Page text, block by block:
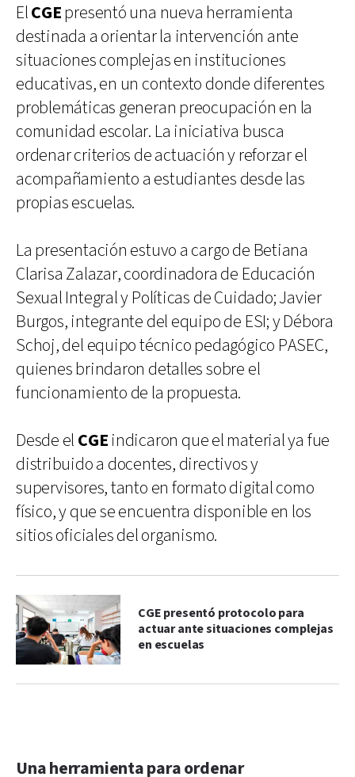
ElCGEpresentó una nueva herramienta
destinada a orientar la intervención ante
situaciones complejas en instituciones
educativas, en un contexto donde diferentes
problemáticas generan preocupación en la
comunidad escolar. La iniciativa busca
ordenar criterios de actuación y reforzar el
acompañamiento a estudiantes desde las
propias escuelas.
La presentación estuvo a cargo de Betiana
Clarisa Zalazar, coordinadora de Educación
Sexual Integral y Políticas de Cuidado; Javier
Burgos, integrante del equipo de ESI; y Débora
Schoj, del equipo técnico pedagógico PASEC,
quienes brindaron detalles sobre el
funcionamiento de la propuesta.
Desde el CGE indicaron que el material ya fue
distribuido a docentes, directivos y
supervisores, tanto en formato digital como
físico, y que se encuentra disponible en los
sitios oficiales del organismo.
CGE presentó protocolo para
actuar ante situaciones complejas
en escuelas
Una herramienta para ordenar